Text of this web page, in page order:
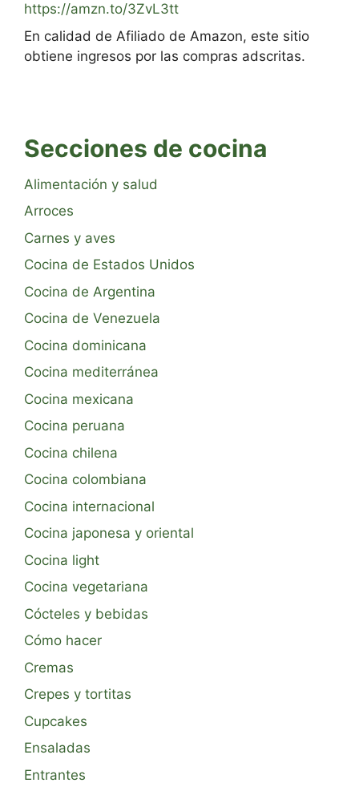
https://amzn.to/3ZvL3tt
En calidad de Afiliado de Amazon, este sitio
obtiene ingresos por las compras adscritas.
Secciones de cocina
Alimentación y salud
Arroces
Carnes y aves
Cocina de Estados Unidos
Cocina de Argentina
Cocina de Venezuela
Cocina dominicana
Cocina mediterránea
Cocina mexicana
Cocina peruana
Cocina chilena
Cocina colombiana
Cocina internacional
Cocina japonesa y oriental
Cocina light
Cocina vegetariana
Cócteles y bebidas
Cómo hacer
Cremas
Crepes y tortitas
Cupcakes
Ensaladas
Entrantes